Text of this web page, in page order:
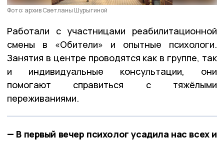
Фото: архив Светланы Шурыгиной
Работали с участницами реабилитационной
смены в «Обители» и опытные психологи.
Занятия в центре проводятся как в группе, так
и индивидуальные консультации, они
помогают справиться с тяжёлыми
переживаниями.
— В первый вечер психолог усадила нас всех и